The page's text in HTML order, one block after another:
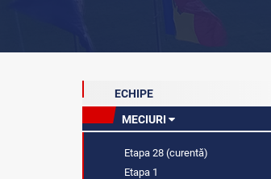
ECHIPE
MECIURI
Etapa 28 (curentă)
Etapa 1